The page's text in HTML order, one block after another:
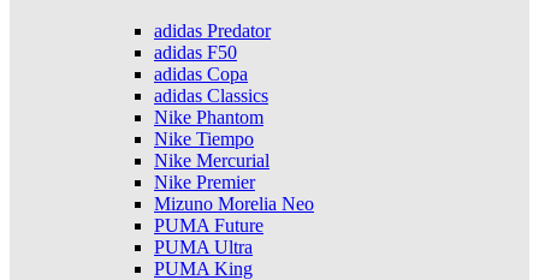
adidas Predator
adidas F50
adidas Copa
adidas Classics
Nike Phantom
Nike Tiempo
Nike Mercurial
Nike Premier
Mizuno Morelia Neo
PUMA Future
PUMA Ultra
PUMA King